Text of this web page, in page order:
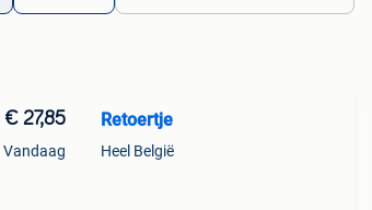
€ 27,85
Vandaag
Retoertje
Heel België